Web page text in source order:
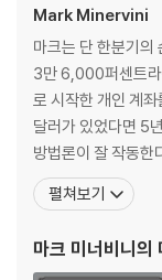
고난의 시기를 예상하
[3장] 세파® 전략
전환점의 시작 / 지식
리더십 프로필 / 세파:
검색 / 하나의 접근법에
[4장] 가치에는 대가
Mark Minervini
마크는 단 한분기
3만 6,000퍼센트라
로 시작한 개인 계
달러가 있었다면 5
방법론이 잘 작동한
돈 25만 달러를 들
리지를 이용하는 선
배인 연간 155퍼센
펼쳐보기
마크 미너비니 의